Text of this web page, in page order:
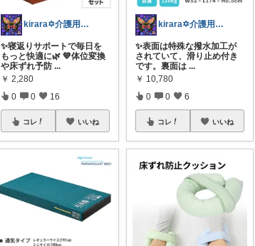
kirara✡介護用品🌈
✨寝返りサポートで毎日を
もっと快適に🌿 💙体位変換
や床ずれ予防 ...
￥ 2,280
0 0 16
コレ いいね
kirara✡介護用品🌈
✨️表面は特殊な撥水加工が
されていて、滑り止め付き
です。裏面は ...
￥ 10,780
0 0 6
コレ いいね